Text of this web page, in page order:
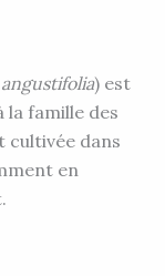
angustifolia) est
famille des
cultivée dans
en